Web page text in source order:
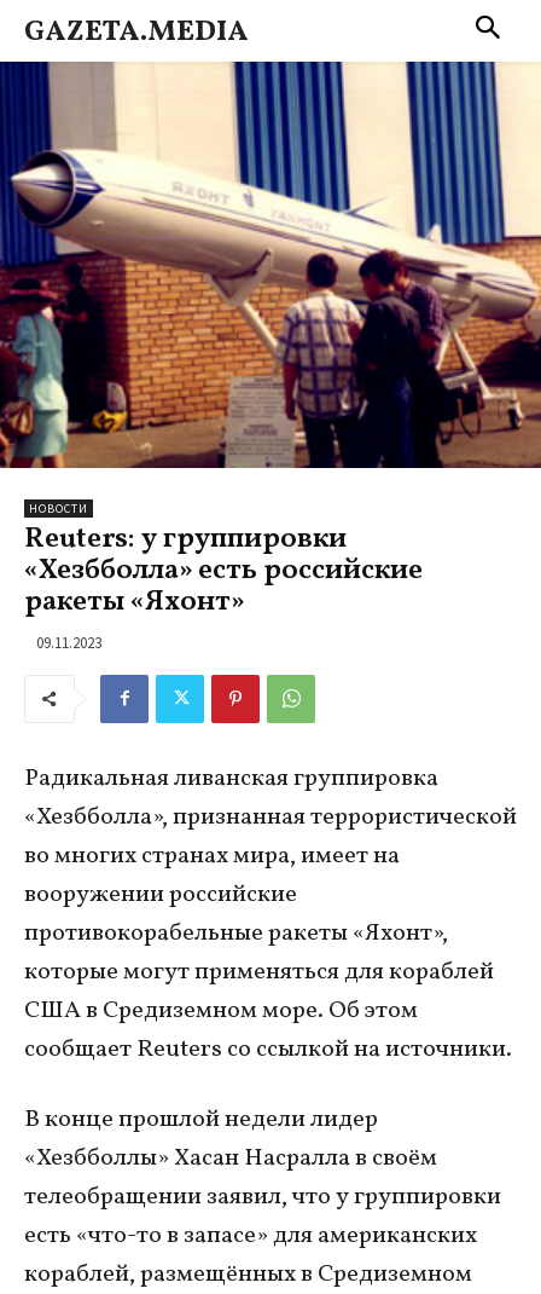
GAZETA.MEDIA
НОВОСТИ
Reuters: у группировки
«Хезбболла» есть российские
ракеты «Яхонт»
09.11.2023
Радикальная ливанская группировка
«Хезбболла», признанная террористической
во многих странах мира, имеет на
вооружении российские
противокорабельные ракеты «Яхонт»,
которые могут применяться для кораблей
США в Средиземном море. Об этом
сообщает Reuters со ссылкой на источники.
В конце прошлой недели лидер
«Хезбболлы» Хасан Насралла в своём
телеобращении заявил, что у группировки
есть «что-то в запасе» для американских
кораблей, размещённых в Средиземном